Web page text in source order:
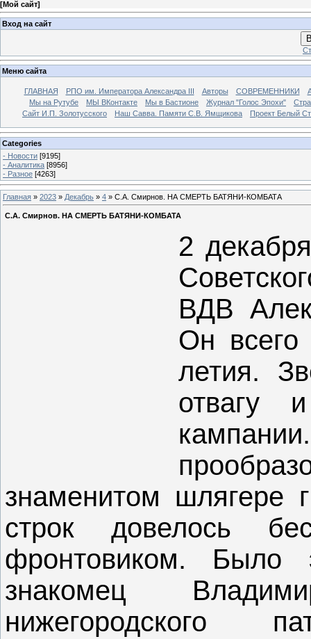
[Мой сайт]
Вход на сайт
Меню сайта
ГЛАВНАЯ РПО им. Императора Александра III Авторы СОВРЕМЕННИКИ
Мы на Рутубе
МЫ ВКонтакте Мы в Бастионе Журнал "Голос Эпохи"
Сайт И.П. Золотусского
Наш Савва. Памяти С.В. Ямщикова Проект Белый
Categories
- Новости [9195]
- Аналитика [8956]
- Разное [4263]
Главная » 2023 » Декабрь » 4 » С.А. Смирнов. НА СМЕРТЬ БАТЯНИ-КОМБАТА
С.А. Смирнов. НА СМЕРТЬ БАТЯНИ-КОМБАТА
2
ВДВ
Он
летия.
отвагу
знаменитом шлягере
строк довелось
фронтовиком.
знакомец
нижегородского